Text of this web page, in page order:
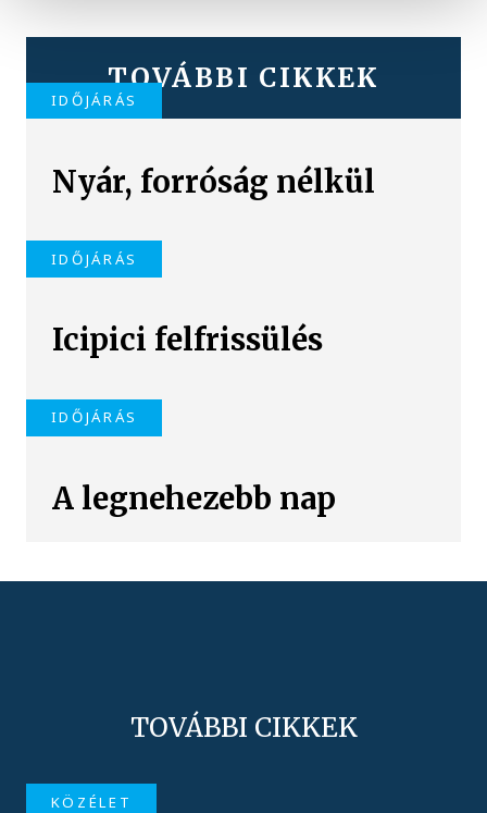
TOVÁBBI CIKKEK
IDŐJÁRÁS
Nyár, forróság nélkül
IDŐJÁRÁS
Icipici felfrissülés
IDŐJÁRÁS
A legnehezebb nap
TOVÁBBI CIKKEK
KÖZÉLET